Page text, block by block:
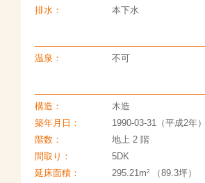
排水：
本下水
温泉：
不可
構造：
木造
築年月日：
1990-03-31（平成2年）
階数：
地上 2 階
間取り：
5DK
延床面積：
295.21m2（89.3坪）